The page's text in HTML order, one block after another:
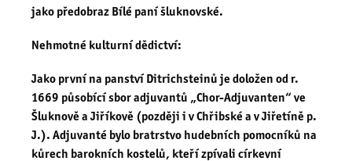
jako předobraz Bílé paní šluknovské.
Nehmotné kulturní dědictví:
Jako první na panství Ditrichsteinů je doložen od r.
1669 působící sbor adjuvantů „Chor-Adjuvanten“ ve
Šluknově a Jiříkově (později i v Chřibské a v Jiřetíně p.
J.). Adjuvanté bylo bratrstvo hudebních pomocníků na
kůrech barokních kostelů, kteří zpívali církevní